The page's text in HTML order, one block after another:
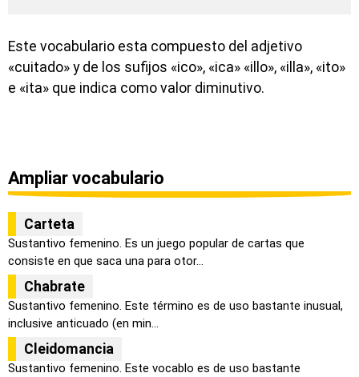
Este vocabulario esta compuesto del adjetivo
«cuitado» y de los sufijos «ico», «ica» «illo», «illa», «ito»
e «ita» que indica como valor diminutivo.
Ampliar vocabulario
Carteta
Sustantivo femenino. Es un juego popular de cartas que
consiste en que saca una para otor...
Chabrate
Sustantivo femenino. Este término es de uso bastante inusual,
inclusive anticuado (en min...
Cleidomancia
Sustantivo femenino. Este vocablo es de uso bastante